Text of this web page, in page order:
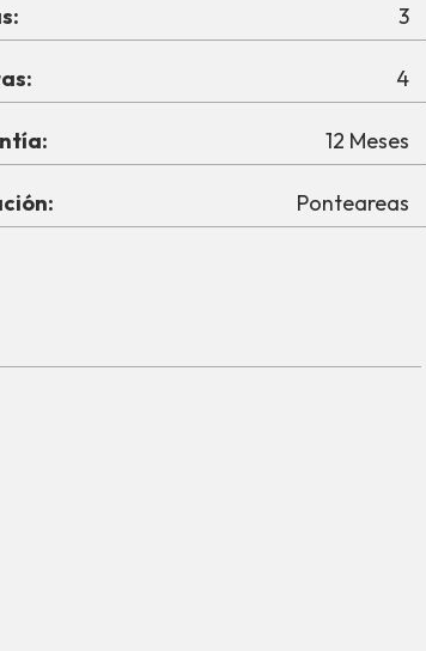
3
4
12 Meses
Ponteareas